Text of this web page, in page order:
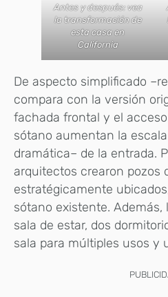
Antes y después: vea
la transformación de
esta casa en
California
De aspecto simplificado
compara con la versión
fachada frontal y el
sótano aumentan la
dramática– de la entrada.
arquitectos crearon pozos
estratégicamente
sótano existente.
sala de estar, dos
sala para múltiples usos y